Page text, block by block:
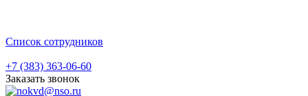
Список сотрудников
+7 (383) 363-06-60
Заказать звонок